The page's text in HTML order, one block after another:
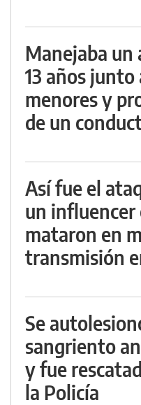
Manejaba un
13 años
menores y
de un
Así fue el
un influencer
mataron en
transmisión
Se
sangriento
y fue
la Policía